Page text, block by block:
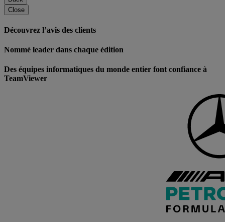
Close
Découvrez l’avis des clients
Nommé leader dans chaque édition
Des équipes informatiques du monde entier font confiance à
TeamViewer